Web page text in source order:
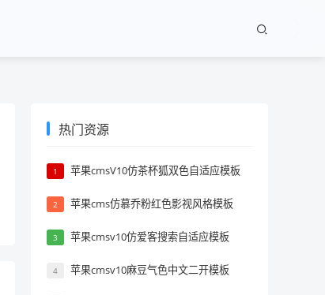
热门资源
1 苹果cmsV10仿茶杯狐双色自适应模板
2 苹果cms仿慕乔粉红色影视风格模板
3 苹果cmsv10仿爱客搜索自适应模板
4 苹果cmsv10麻豆气色中文二开模板